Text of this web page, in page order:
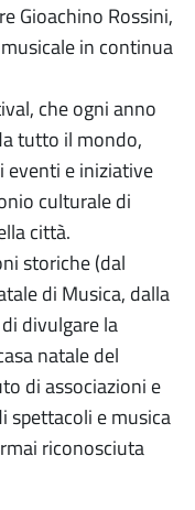
Gioachino Rossini,
in continua
che ogni anno
tutto il mondo,
eventi e iniziative
culturale di
città.
storiche (dal
di Musica, dalla
divulgare la
natale del
di associazioni e
spettacoli e musica
riconosciuta